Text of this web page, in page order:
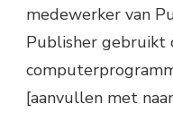
medewerker van
Publisher gebruikt
[aanvullen met